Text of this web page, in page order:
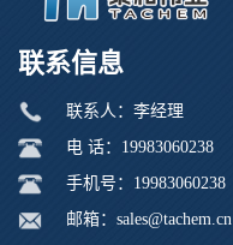
联系信息
联系人：李经理
电 话：19983060238
手机号：19983060238
邮箱：sales@tachem.cn